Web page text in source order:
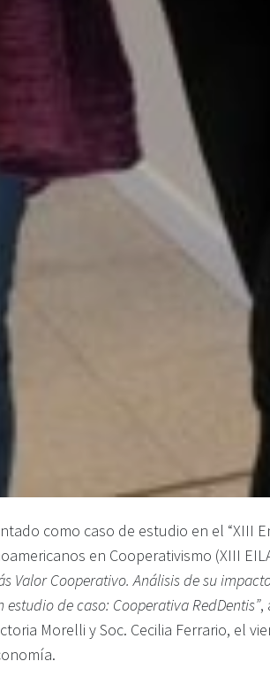
como caso de estudio en el “XIII
en Cooperativismo (XIII
Valor Cooperativo. Análisis de su
estudio de caso: Cooperativa RedDentis”,
Morelli y Soc. Cecilia Ferrario, el